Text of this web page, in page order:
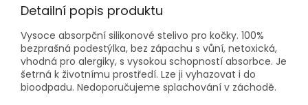
Detailní popis produktu
Vysoce absorpční silikonové stelivo pro kočky. 100%
bezprašná podestýlka, bez zápachu s vůní, netoxická,
vhodná pro alergiky, s vysokou schopností absorbce. Je
šetrná k životnímu prostředí. Lze ji vyhazovat i do
bioodpadu. Nedoporučujeme splachování v záchodě.